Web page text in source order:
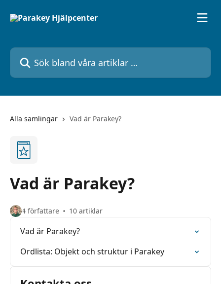
Sök bland våra artiklar …
Alla samlingar Vad är Parakey?
Vad är Parakey?
4 författare 10 artiklar
Vad är Parakey?
Ordlista: Objekt och struktur i Parakey